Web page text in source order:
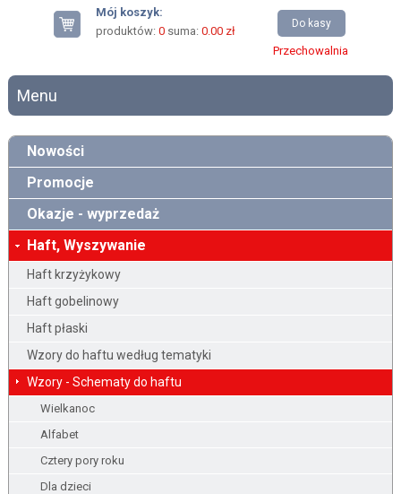
Mój koszyk:
produktów: 0suma: 0.00 zł
Do kasy
Przechowalnia
Menu
Nowości
Promocje
Okazje - wyprzedaż
Haft, Wyszywanie
Haft krzyżykowy
Haft gobelinowy
Haft płaski
Wzory do haftu według tematyki
Wzory - Schematy do haftu
Wielkanoc
Alfabet
Cztery pory roku
Dla dzieci